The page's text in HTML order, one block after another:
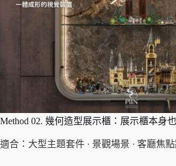
Method 02. 幾何造型展示櫃：展示櫃本身
適合：大型主題套件 · 景觀場景 · 客廳焦